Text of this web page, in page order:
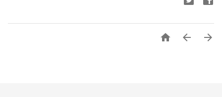
  